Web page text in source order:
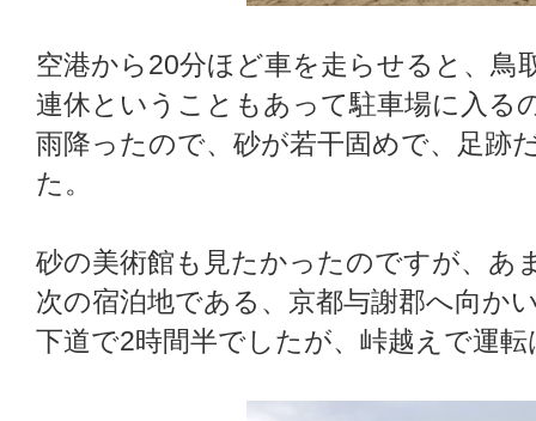
空港から20分ほど車を走らせると、鳥
連休ということもあって駐車場に入る
雨降ったので、砂が若干固めで、足跡
た。
砂の美術館も見たかったのですが、あ
次の宿泊地である、京都与謝郡へ向か
下道で2時間半でしたが、峠越えで運